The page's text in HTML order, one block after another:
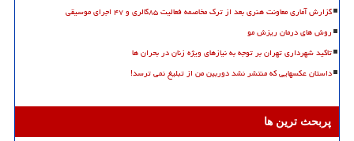
گزارش آماری معاونت هنری بعد از ترک مخاصمه فعالیت ۸۵گالری و ۴۷ اجرای موسیقی
روش های درمان ریزش مو
تاکید شهرداری تهران بر توجه به نیازهای ویژه زنان در بحران ها
داستان عکسهایی که منتشر نشد دوربین من از تبلیغ نمی ترسد!
پربحث ترین ها